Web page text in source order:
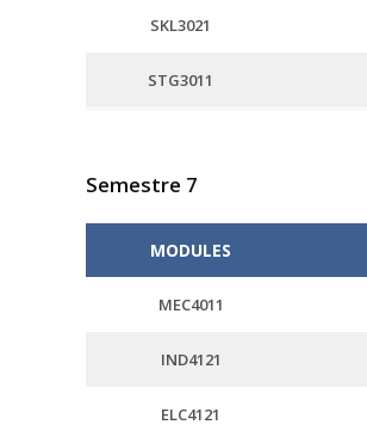
SKL3021
STG3011
Semestre 7
MODULES
MEC4011
IND4121
ELC4121